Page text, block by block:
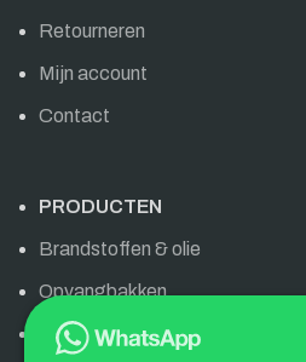
Retourneren
Mijn account
Contact
PRODUCTEN
Brandstoffen & olie
Opvangbakken
Olie & brandstoffen